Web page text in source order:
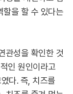
할을 할 수 있다는
관성을 확인한 것
인 원인이라고
다. 즉, 치즈를